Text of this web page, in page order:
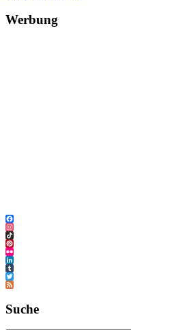
Werbung
Facebook
Instagram
TikTok
Pinterest
Flickr
LinkedIn
Tumblr
Twitter
Feed
Suche